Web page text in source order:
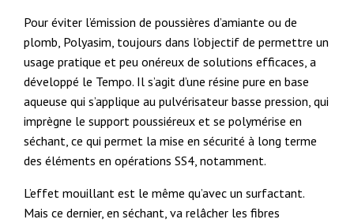
Pour éviter l’émission de poussières d’amiante ou de
plomb, Polyasim, toujours dans l’objectif de permettre un
usage pratique et peu onéreux de solutions efficaces, a
développé le Tempo. Il s’agit d’une résine pure en base
aqueuse qui s’applique au pulvérisateur basse pression, qui
imprègne le support poussiéreux et se polymérise en
séchant, ce qui permet la mise en sécurité à long terme
des éléments en opérations SS4, notamment.
L’effet mouillant est le même qu’avec un surfactant.
Mais ce dernier, en séchant, va relâcher les fibres